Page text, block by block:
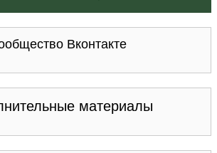
Вконтакте
материалы